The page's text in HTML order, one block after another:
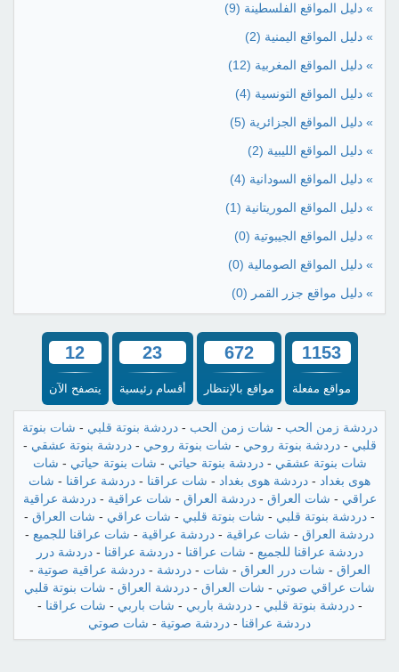
» دليل المواقع الفلسطينة (9)
» دليل المواقع اليمنية (2)
» دليل المواقع المغربية (12)
» دليل المواقع التونسية (4)
» دليل المواقع الجزائرية (5)
» دليل المواقع الليبية (2)
» دليل المواقع السودانية (4)
» دليل المواقع الموريتانية (1)
» دليل المواقع الجيبوتية (0)
» دليل المواقع الصومالية (0)
» دليل مواقع جزر القمر (0)
1153
مواقع مفعلة
672
مواقع بالإنتظار
23
أقسام رئيسية
12
يتصفح الآن
دردشة زمن الحب - شات زمن الحب -دردشة بنوتة قلبي - شات بنوتة
قلبي -دردشة بنوتة روحي - شات بنوتة روحي -دردشة بنوتة عشقي -
شات بنوتة عشقي -دردشة بنوتة حياتي - شات بنوتة حياتي - شات
هوى بغداد - دردشة هوى بغداد - شات عراقنا - دردشة عراقنا - شات
عراقي - شات العراق -دردشة العراق - شات عراقية -دردشة عراقية
- دردشة بنوتة قلبي - شات بنوتة قلبي - شات عراقي - شات العراق -
دردشة العراق - شات عراقية - دردشة عراقية - شات عراقنا للجميع -
دردشة عراقنا للجميع - شات عراقنا -دردشة عراقنا -دردشة درر
العراق - شات درر العراق - شات -دردشة -دردشة عراقية صوتية -
شات عراقي صوتي - شات العراق - دردشة العراق - شات بنوتة قلبي
-دردشة بنوتة قلبي -دردشة باربي - شات باربي - شات عراقنا -
دردشة عراقنا - دردشة صوتية - شات صوتي